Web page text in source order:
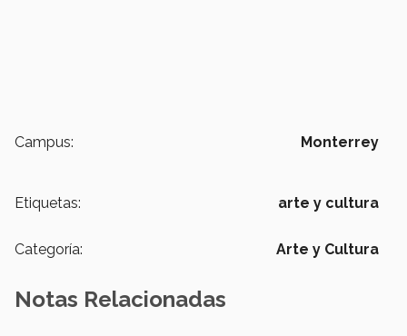
Campus: Monterrey
Etiquetas: arte y cultura
Categoría: Arte y Cultura
Notas Relacionadas